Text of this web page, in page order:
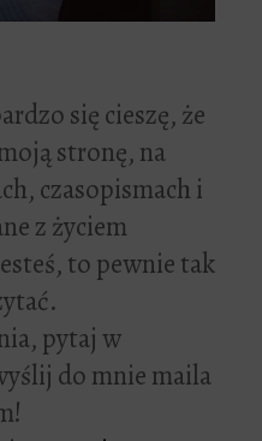
się cieszę, że
stronę, na
czasopismach i
z życiem
to pewnie tak
pytaj w
do mnie maila